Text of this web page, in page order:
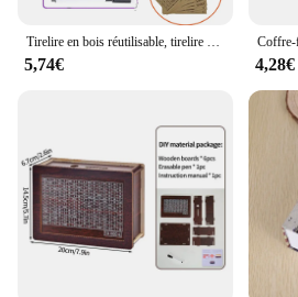
Tirelire en bois réutilisable, tirelire faite à la main, tirelire avec objectif d'économie et chiffres pour vérifier l'habmusicale de l'économie du canton
5,74€ 4,28€